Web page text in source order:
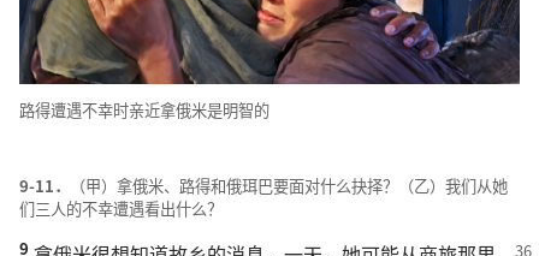
路得遭遇不幸时亲近拿俄米是明智的
9-11．
（甲）拿俄米、路得和俄珥巴要面对什么抉择？（乙）我们从她
们三人的不幸遭遇看出什么？
9